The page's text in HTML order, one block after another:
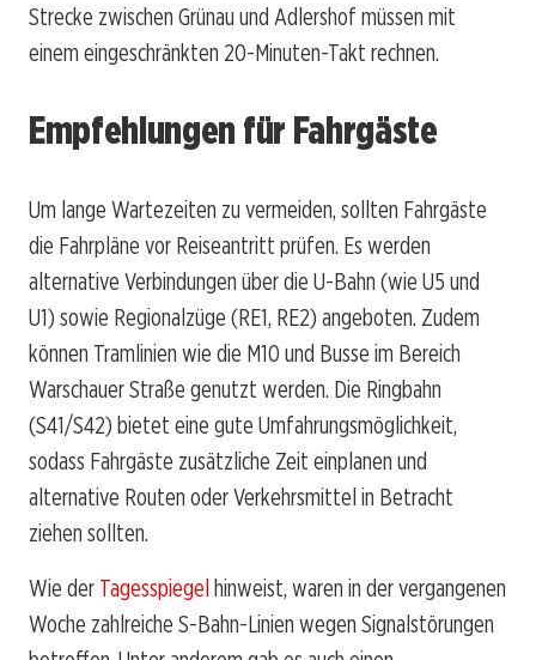
Strecke zwischen Grünau und Adlershof müssen mit
einem eingeschränkten 20-Minuten-Takt rechnen.
Empfehlungen für Fahrgäste
Um lange Wartezeiten zu vermeiden, sollten Fahrgäste
die Fahrpläne vor Reiseantritt prüfen. Es werden
alternative Verbindungen über die U-Bahn (wie U5 und
U1) sowie Regionalzüge (RE1, RE2) angeboten. Zudem
können Tramlinien wie die M10 und Busse im Bereich
Warschauer Straße genutzt werden. Die Ringbahn
(S41/S42) bietet eine gute Umfahrungsmöglichkeit,
sodass Fahrgäste zusätzliche Zeit einplanen und
alternative Routen oder Verkehrsmittel in Betracht
ziehen sollten.
Wie der Tagesspiegelhinweist, waren in der vergangenen
Woche zahlreiche S-Bahn-Linien wegen Signalstörungen